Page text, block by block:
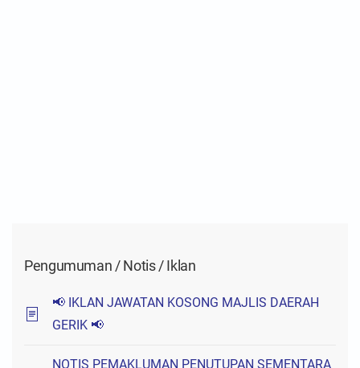
Pengumuman / Notis / Iklan
📢 IKLAN JAWATAN KOSONG MAJLIS DAERAH
GERIK 📢
NOTIS PEMAKLUMAN PENUTUPAN SEMENTARA